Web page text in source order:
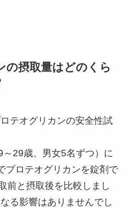
の摂取量はどのくら
テオグリカンの安全性試
29歳、男女5名ずつ）に
プロテオグリカンを錠剤で
前と摂取後を比較しまし
る影響はありませんでし